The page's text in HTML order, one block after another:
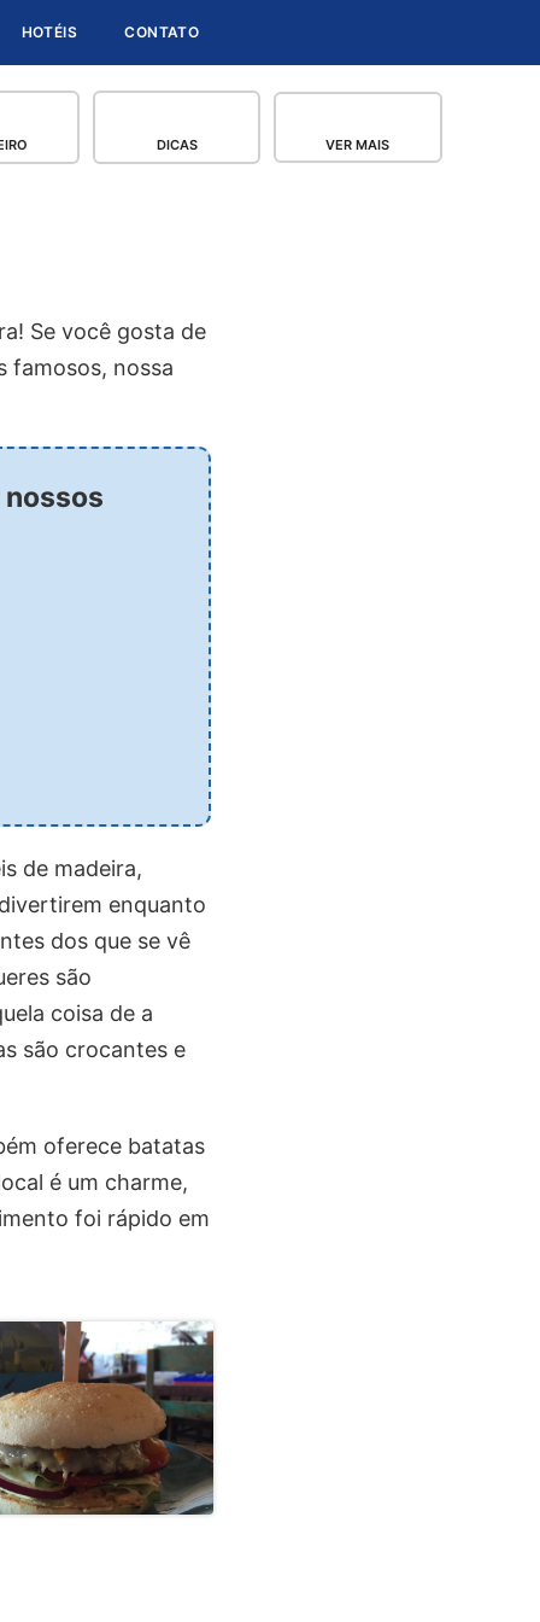
HOTÉIS CONTATO
DICAS VER MAIS
Se você gosta de
famosos, nossa
de madeira,
enquanto
dos que se vê
são
coisa de a
são crocantes e
oferece batatas
é um charme,
foi rápido em